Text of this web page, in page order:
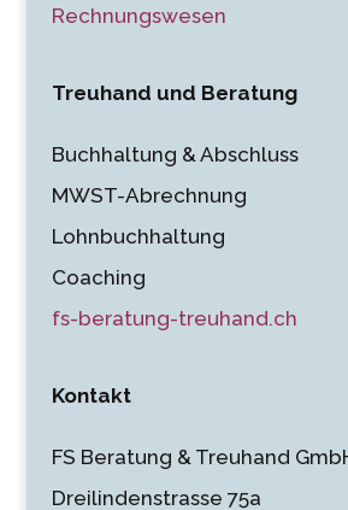
Rechnungswesen
Treuhand und Beratung
Buchhaltung & Abschluss
MWST-Abrechnung
Lohnbuchhaltung
Coaching
fs-beratung-treuhand.ch
Kontakt
FS Beratung & Treuhand
Dreilindenstrasse 75a